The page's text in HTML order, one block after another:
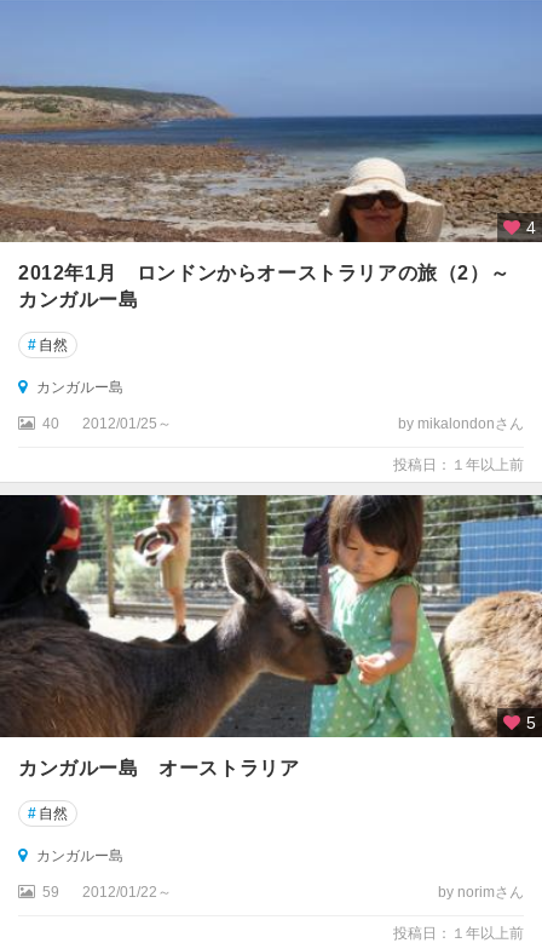
周
辺
フ
レ
ー
ザ
ー
島
ブ
ー
マ
テ
ブ
ル
ー
ヘ
ロ
ン
島
ベ
4
2012年1月 ロンドンからオーストラリアの旅（2）～
カンガルー島
# 自然
カンガルー島
40 2012/01/25～ by mikalondonさん
投稿日：１年以上前
5
カンガルー島 オーストラリア
# 自然
カンガルー島
59 2012/01/22～ by norimさん
投稿日：１年以上前